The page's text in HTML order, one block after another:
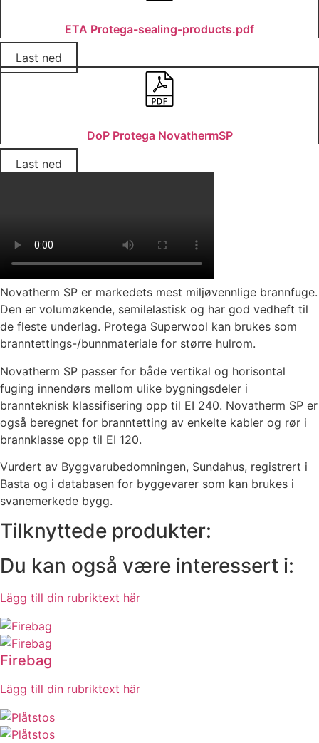
ETA Protega-sealing-products.pdf
Last ned
DoP Protega NovathermSP
Last ned
Novatherm SP er markedets mest miljøvennlige brannfuge.
Den er volumøkende, semilelastisk og har god vedheft til
de fleste underlag. Protega Superwool kan brukes som
branntettings-/bunnmateriale for større hulrom.
Novatherm SP passer for både vertikal og horisontal
fuging innendørs mellom ulike bygningsdeler i
brannteknisk klassifisering opp til EI 240. Novatherm SP er
også beregnet for branntetting av enkelte kabler og rør i
brannklasse opp til EI 120.
Vurdert av Byggvarubedomningen, Sundahus, registrert i
Basta og i databasen for byggevarer som kan brukes i
svanemerkede bygg.
Tilknyttede produkter:
Du kan også være interessert i:
Lägg till din rubriktext här
Firebag
Lägg till din rubriktext här